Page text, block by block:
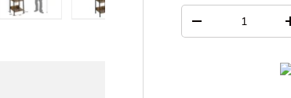
l’image 5 dans la vue de galerie
Charger l’image 6 dans la vue de galerie
Charger l’image 7 dans la vue
-